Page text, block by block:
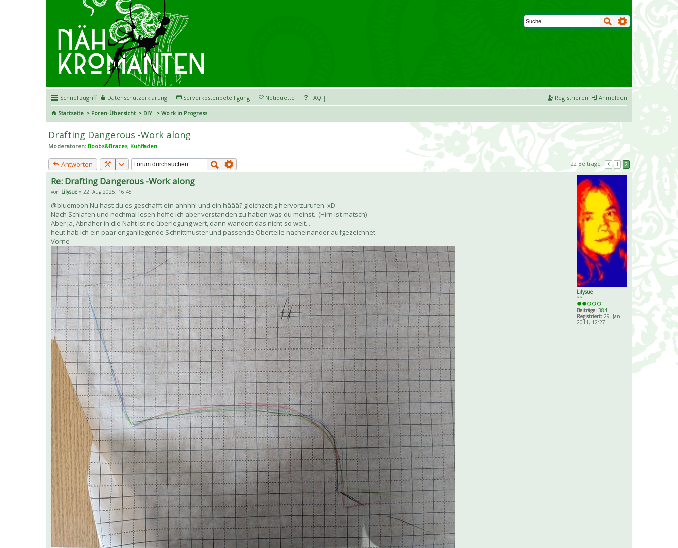
Schnellzugriff Datenschutzerklärung | Serverkostenbeteiligung | Netiquette | FAQ | Anmelden
Registrieren
Startseite
Foren-Übersicht DIY Work in Progress
Drafting Dangerous -Work along
Moderatoren: Boobs&Braces, Kuhfladen
Antworten 22 Beiträge 1 2
Lilysue
**
Beiträge: 384
Registriert: 29. Jan
2011, 12:27
Re: Drafting Dangerous -Work along
von Lilysue » 22. Aug 2025, 16:45
@bluemoon Nu hast du es geschafft ein ahhhh! und ein häää? gleichzeitig hervorzurufen. xD
Nach Schlafen und nochmal lesen hoffe ich aber verstanden zu haben was du meinst.. (Hirn ist matsch)
Aber ja, Abnäher in die Naht ist ne überlegung wert, dann wandert das nicht so weit...
heut hab ich ein paar enganliegende Schnittmuster und passende Oberteile nacheinander aufgezeichnet.
Vorne